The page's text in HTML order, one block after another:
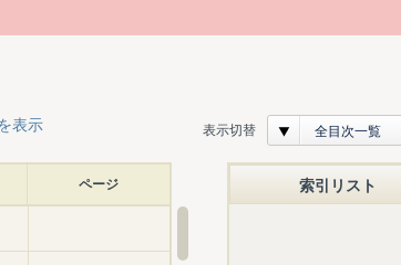
表示 表示切替 全目次一覧
ページ 索引リスト